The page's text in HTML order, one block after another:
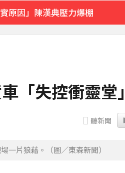
原因」陳漢典壓力爆棚
「失控衝靈堂
聽新聞
一片狼藉。（圖／東森新聞）